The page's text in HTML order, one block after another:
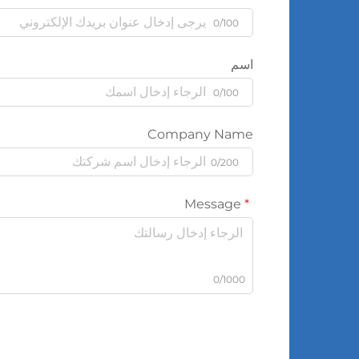
0/100
اسم
0/100
Company Name
0/200
0/1000